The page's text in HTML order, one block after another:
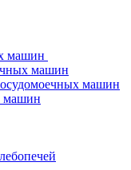
машин
машин
машин
машин